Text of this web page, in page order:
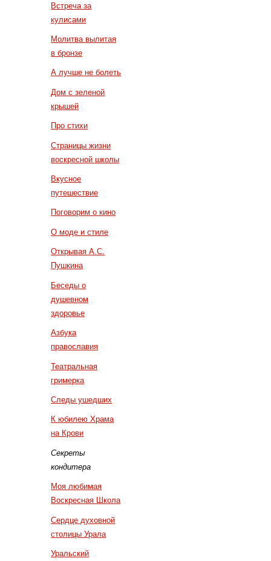
Встреча за
кулисами
Молитва вылитая
в бронзе
А лучше не болеть
Дом с зеленой
крышей
Про стихи
Страницы жизни
воскресной школы
Вкусное
путешествие
Поговорим о кино
О моде и стиле
Открывая А.С.
Пушкина
Беседы о
душевном
здоровье
Азбука
православия
Театральная
гримерка
Следы ушедших
К юбилею Храма
на Крови
Секреты
кондитера
Моя любимая
Воскресная Школа
Сердце духовной
столицы Урала
Уральский